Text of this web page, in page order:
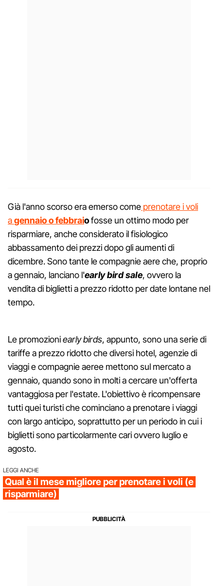
Già l'anno scorso era emerso come prenotare i voli
agennaio o febbraiofosse un ottimo modo per
risparmiare, anche considerato il fisiologico
abbassamento dei prezzi dopo gli aumenti di
dicembre. Sono tante le compagnie aere che, proprio
a gennaio, lanciano l'early bird sale, ovvero la
vendita di biglietti a prezzo ridotto per date lontane nel
tempo.
Le promozioniearly birds, appunto, sono una serie di
tariffe a prezzo ridotto che diversi hotel, agenzie di
viaggi e compagnie aeree mettono sul mercato a
gennaio, quando sono in molti a cercare un'offerta
vantaggiosa per l'estate. L'obiettivo è ricompensare
tutti quei turisti che cominciano a prenotare i viaggi
con largo anticipo, soprattutto per un periodo in cui i
biglietti sono particolarmente cari ovvero luglio e
agosto.
LEGGI ANCHE
Qual è il mese migliore per prenotare i voli (e
risparmiare)